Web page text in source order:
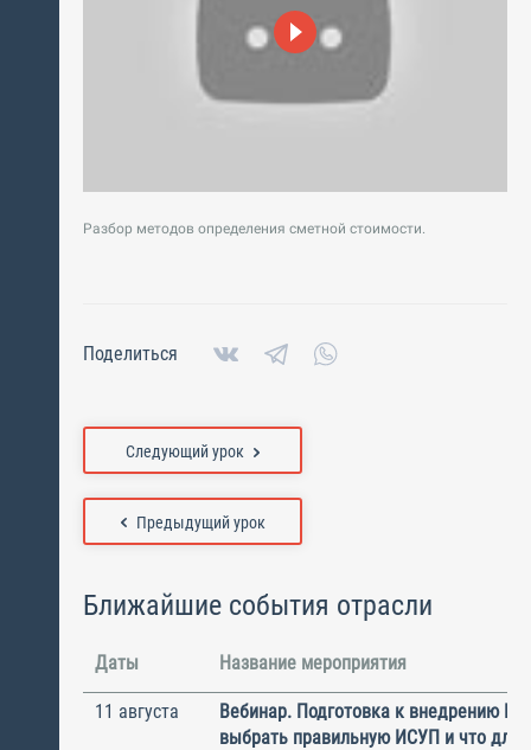
Разбор методов определения сметной стоимости.
Поделиться
Предыдущий урок
Следующий урок
Ближайшие события отрасли
Даты Название мероприятия
11 августа
Вебинар. Подготовка к внедрению
выбрать правильную ИСУП и что для